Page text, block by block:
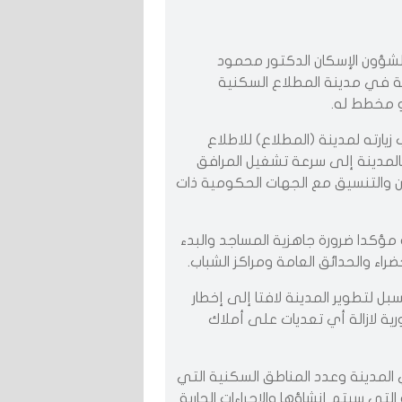
لشؤون الإسكان الدكتور محمود
في مدينة المطلاع السكنية
مخطط له.
لمدينة (المطلاع) للاطلاع
إلى سرعة تشغيل المرافق
والتنسيق مع الجهات الحكومية ذات
المدينة نحو 400 ألف نسمة مؤكدا ضرورة جاهزية المساجد والبدء
والحدائق العامة ومراكز الشباب.
لتطوير المدينة لافتا إلى إخطار
لازالة أي تعديات على أملاك
وعدد المناطق السكنية التي
سيتم إنشاؤها والإجراءات الجارية